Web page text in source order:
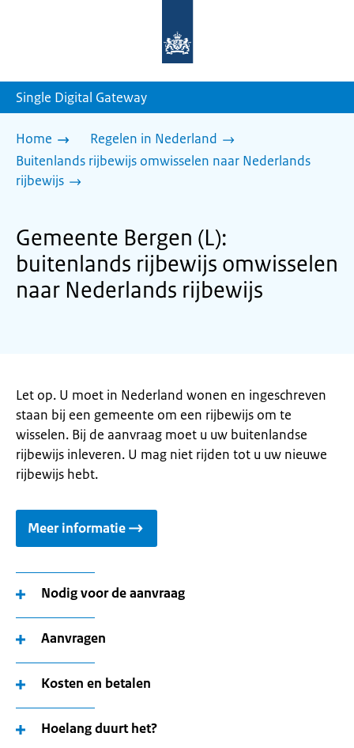
homepage
Single Digital Gateway
Home
Regelen in Nederland
Buitenlands rijbewijs omwisselen naar Nederlands
rijbewijs
Gemeente Bergen (L):
buitenlands rijbewijs omwisselen
naar Nederlands rijbewijs
Let op. U moet in Nederland wonen en ingeschreven
staan bij een gemeente om een rijbewijs om te
wisselen. Bij de aanvraag moet u uw buitenlandse
rijbewijs inleveren. U mag niet rijden tot u uw nieuwe
rijbewijs hebt.
Meer informatie
Nodig voor de aanvraag
Aanvragen
Kosten en betalen
Hoelang duurt het?